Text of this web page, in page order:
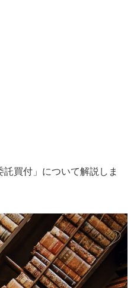
買付」について解説しま